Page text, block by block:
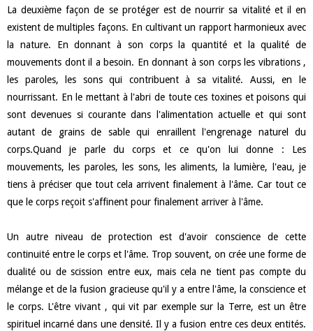
La deuxième façon de se protéger est de nourrir sa vitalité et il en
existent de multiples façons. En cultivant un rapport harmonieux avec
la nature. En donnant à son corps la quantité et la qualité de
mouvements dont il a besoin. En donnant à son corps les vibrations ,
les paroles, les sons qui contribuent à sa vitalité. Aussi, en le
nourrissant. En le mettant à l'abri de toute ces toxines et poisons qui
sont devenues si courante dans l'alimentation actuelle et qui sont
autant de grains de sable qui enraillent l'engrenage naturel du
corps.Quand je parle du corps et ce qu'on lui donne : Les
mouvements, les paroles, les sons, les aliments, la lumière, l'eau, je
tiens à préciser que tout cela arrivent finalement à l'âme. Car tout ce
que le corps reçoit s'affinent pour finalement arriver à l'âme.
Un autre niveau de protection est d'avoir conscience de cette
continuité entre le corps et l'âme. Trop souvent, on crée une forme de
dualité ou de scission entre eux, mais cela ne tient pas compte du
mélange et de la fusion gracieuse qu'il y a entre l'âme, la conscience et
le corps. L'être vivant , qui vit par exemple sur la Terre, est un être
spirituel incarné dans une densité. Il y a fusion entre ces deux entités.